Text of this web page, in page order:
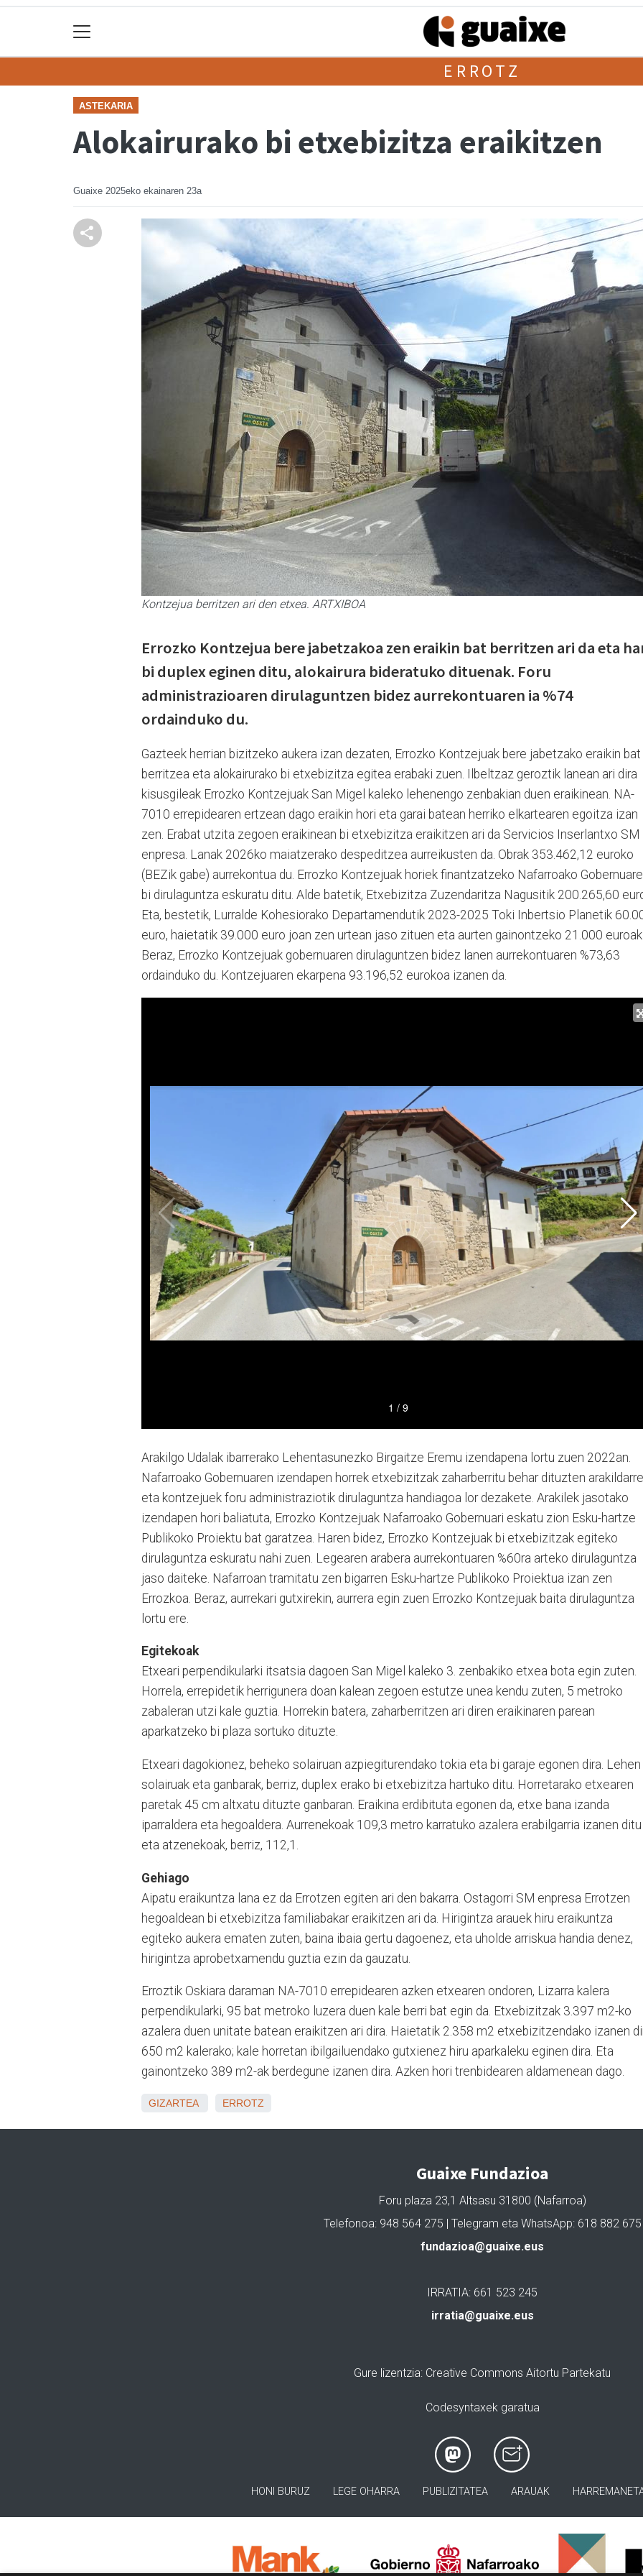
ERROTZ
ASTEKARIA
Alokairurako bi etxebizitza eraikitzen
Guaixe 2025eko ekainaren 23a
Kontzejua berritzen ari den etxea. ARTXIBOA
Errozko Kontzejua bere jabetzakoa zen eraikin bat berritzen ari da eta
bi duplex eginen ditu, alokairura bideratuko dituenak. Foru
administrazioaren dirulaguntzen bidez aurrekontuaren ia %74
ordainduko du.
Gazteek herrian bizitzeko aukera izan dezaten, Errozko Kontzejuak bere jabetzako eraikin bat
berritzea eta alokairurako bi etxebizitza egitea erabaki zuen. Ilbeltzaz geroztik lanean ari dira
kisusgileak Errozko Kontzejuak San Migel kaleko lehenengo zenbakian duen eraikinean. NA-
7010 errepidearen ertzean dago eraikin hori eta garai batean herriko elkartearen egoitza izan
zen. Erabat utzita zegoen eraikinean bi etxebizitza eraikitzen ari da Servicios Inserlantxo SM
enpresa. Lanak 2026ko maiatzerako despeditzea aurreikusten da. Obrak 353.462,12 euroko
(BEZik gabe) aurrekontua du. Errozko Kontzejuak horiek finantzatzeko Nafarroako
bi dirulaguntza eskuratu ditu. Alde batetik, Etxebizitza Zuzendaritza Nagusitik 200.265,60
Eta, bestetik, Lurralde Kohesiorako Departamendutik 2023-2025 Toki Inbertsio Planetik
euro, haietatik 39.000 euro joan zen urtean jaso zituen eta aurten gainontzeko 21.000
Beraz, Errozko Kontzejuak gobernuaren dirulaguntzen bidez lanen aurrekontuaren %73,63
ordainduko du. Kontzejuaren ekarpena 93.196,52 eurokoa izanen da.
Arakilgo Udalak ibarrerako Lehentasunezko Birgaitze Eremu izendapena lortu zuen 2022an.
Nafarroako Gobernuaren izendapen horrek etxebizitzak zaharberritu behar dituzten
eta kontzejuek foru administraziotik dirulaguntza handiagoa lor dezakete. Arakilek jasotako
izendapen hori baliatuta, Errozko Kontzejuak Nafarroako Gobernuari eskatu zion Esku-hartze
Publikoko Proiektu bat garatzea. Haren bidez, Errozko Kontzejuak bi etxebizitzak egiteko
dirulaguntza eskuratu nahi zuen. Legearen arabera aurrekontuaren %60ra arteko dirulaguntza
jaso daiteke. Nafarroan tramitatu zen bigarren Esku-hartze Publikoko Proiektua izan zen
Errozkoa. Beraz, aurrekari gutxirekin, aurrera egin zuen Errozko Kontzejuak baita dirulaguntza
lortu ere.
Egitekoak
Etxeari perpendikularki itsatsia dagoen San Migel kaleko 3. zenbakiko etxea bota egin zuten.
Horrela, errepidetik herrigunera doan kalean zegoen estutze unea kendu zuten, 5 metroko
zabaleran utzi kale guztia. Horrekin batera, zaharberritzen ari diren eraikinaren parean
aparkatzeko bi plaza sortuko dituzte.
Etxeari dagokionez, beheko solairuan azpiegiturendako tokia eta bi garaje egonen dira. Lehen
solairuak eta ganbarak, berriz, duplex erako bi etxebizitza hartuko ditu. Horretarako etxearen
paretak 45 cm altxatu dituzte ganbaran. Eraikina erdibituta egonen da, etxe bana izanda
iparraldera eta hegoaldera. Aurrenekoak 109,3 metro karratuko azalera erabilgarria izanen ditu
eta atzenekoak, berriz, 112,1.
Gehiago
Aipatu eraikuntza lana ez da Errotzen egiten ari den bakarra. Ostagorri SM enpresa Errotzen
hegoaldean bi etxebizitza familiabakar eraikitzen ari da. Hirigintza arauek hiru eraikuntza
egiteko aukera ematen zuten, baina ibaia gertu dagoenez, eta uholde arriskua handia denez,
hirigintza aprobetxamendu guztia ezin da gauzatu.
Erroztik Oskiara daraman NA-7010 errepidearen azken etxearen ondoren, Lizarra kalera
perpendikularki, 95 bat metroko luzera duen kale berri bat egin da. Etxebizitzak 3.397 m2-ko
azalera duen unitate batean eraikitzen ari dira. Haietatik 2.358 m2 etxebizitzendako izanen
650 m2 kalerako; kale horretan ibilgailuendako gutxienez hiru aparkaleku eginen dira. Eta
gainontzeko 389 m2-ak berdegune izanen dira. Azken hori trenbidearen aldamenean dago.
GIZARTEA ERROTZ
Guaixe Fundazioa
Foru plaza 23,1 Altsasu 31800 (Nafarroa)
Telefonoa: 948 564 275 | Telegram eta WhatsApp: 618 882 675
fundazioa@guaixe.eus
IRRATIA: 661 523 245
irratia@guaixe.eus
Gure lizentzia: Creative Commons Aitortu Partekatu
Codesyntaxek garatua
HONI BURUZ LEGE OHARRA PUBLIZITATEA ARAUAK